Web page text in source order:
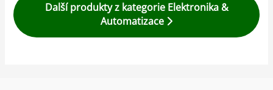
Další produkty z kategorie Elektronika &
Automatizace